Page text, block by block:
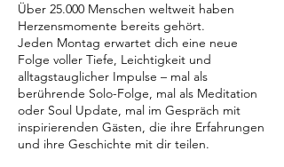
Über 25.000 Menschen weltweit haben
Herzensmomente bereits gehört.
Jeden Montag erwartet dich eine neue
Folge voller Tiefe, Leichtigkeit und
alltagstauglicher Impulse – mal als
berührende Solo-Folge, mal als Meditation
oder Soul Update, mal im Gespräch mit
inspirierenden Gästen, die ihre Erfahrungen
und ihre Geschichte mit dir teilen.